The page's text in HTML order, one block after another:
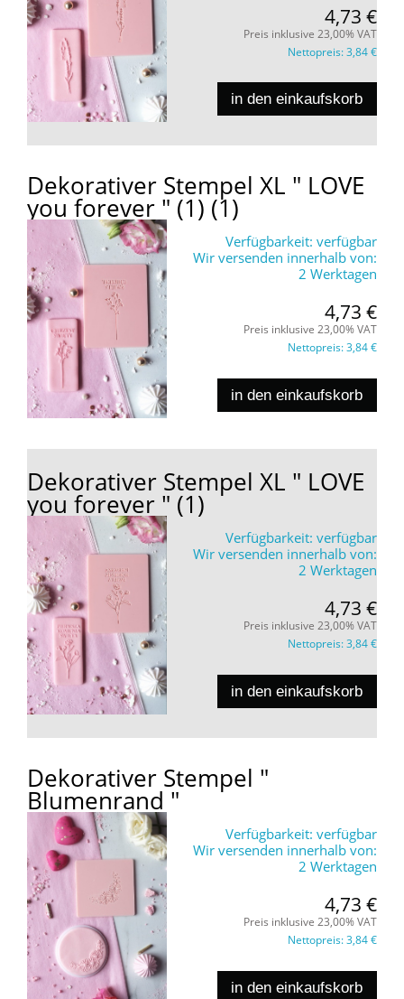
4,73 €
Preis inklusive 23,00% VAT
Nettopreis:3,84 €
in den einkaufskorb
Dekorativer Stempel XL " LOVE
you forever " (1) (1)
Verfügbarkeit: verfügbar
Wir versenden innerhalb von:
2 Werktagen
4,73 €
Preis inklusive 23,00% VAT
Nettopreis:3,84 €
in den einkaufskorb
Dekorativer Stempel XL " LOVE
you forever " (1)
Verfügbarkeit: verfügbar
Wir versenden innerhalb von:
2 Werktagen
4,73 €
Preis inklusive 23,00% VAT
Nettopreis:3,84 €
in den einkaufskorb
Dekorativer Stempel "
Blumenrand "
Verfügbarkeit: verfügbar
Wir versenden innerhalb von:
2 Werktagen
4,73 €
Preis inklusive 23,00% VAT
Nettopreis:3,84 €
in den einkaufskorb